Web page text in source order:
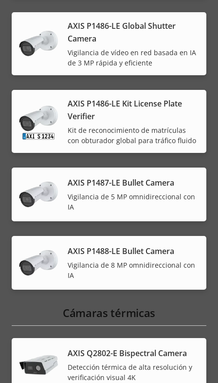
AXIS P1486-LE Global Shutter
Camera
Vigilancia de vídeo en red basada en IA
de 3 MP rápida y eficiente
AXIS P1486-LE Kit License Plate
Verifier
Kit de reconocimiento de matrículas
con obturador global para tráfico fluido
AXIS P1487-LE Bullet Camera
Vigilancia de 5 MP omnidireccional con
IA
AXIS P1488-LE Bullet Camera
Vigilancia de 8 MP omnidireccional con
IA
Cámaras térmicas
AXIS Q2802-E Bispectral Camera
Detección térmica de alta resolución y
verificación visual 4K